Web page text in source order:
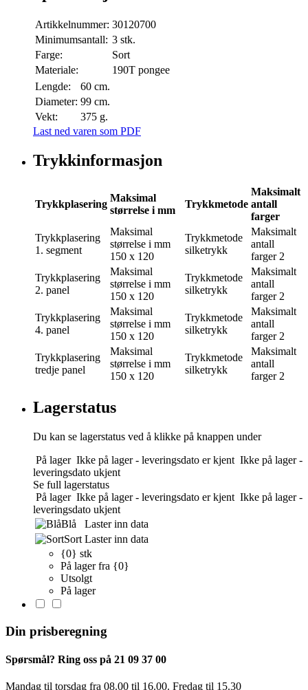
Artikkelnummer: 30120700
Minimumsantall: 3 stk.
Farge:
Sort
Materiale:
190T pongee
Lengde:
60 cm.
Diameter: 99 cm.
Vekt:
375 g.
Last ned varen som PDF
Trykkinformasjon
Trykkplasering
Maksimal
størrelse i mm
Trykkmetode
Maksimalt
antall
farger
Trykkplasering
1. segment
Maksimal
størrelse i mm
150 x 120
Trykkmetode
silketrykk
Maksimalt
antall
farger 2
Trykkplasering
2. panel
Maksimal
størrelse i mm
150 x 120
Trykkmetode
silketrykk
Maksimalt
antall
farger 2
Trykkplasering
4. panel
Maksimal
størrelse i mm
150 x 120
Trykkmetode
silketrykk
Maksimalt
antall
farger 2
Trykkplasering
tredje panel
Maksimal
størrelse i mm
150 x 120
Trykkmetode
silketrykk
Maksimalt
antall
farger 2
Lagerstatus
Du kan se lagerstatus ved å klikke på knappen under
På lager Ikke på lager - leveringsdato er kjent Ikke på lager -
leveringsdato ukjent
Se full lagerstatus
På lager Ikke på lager - leveringsdato er kjent Ikke på lager -
leveringsdato ukjent
Blå
Laster inn data
Sort Laster inn data
{0} stk
På lager fra {0}
Utsolgt
På lager
Din prisberegning
Spørsmål? Ring oss på 21 09 37 00
Mandag til torsdag ​​fra 08.00 til 16.00. Fredag til 15.30